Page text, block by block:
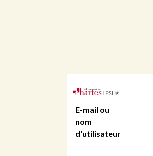
E-mail ou
nom
d'utilisateur